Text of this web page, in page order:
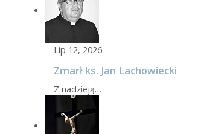
Lip 12, 2026
Zmarł ks. Jan Lachowiecki
Z nadzieją…